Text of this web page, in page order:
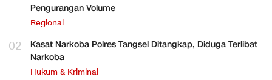
Pengurangan Volume
Regional
02
Kasat Narkoba Polres Tangsel Ditangkap, Diduga Terlibat
Narkoba
Hukum & Kriminal